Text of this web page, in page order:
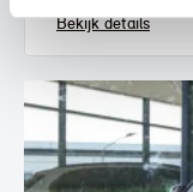
Bekijk details